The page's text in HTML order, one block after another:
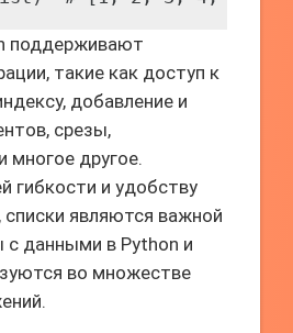
поддерживают
такие как доступ к
добавление и
срезы,
многое другое.
гибкости и удобству
списки являются важной
данными в Python и
во множестве